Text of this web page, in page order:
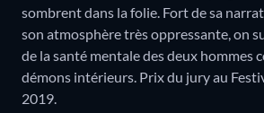
sombrent dans la folie. Fort de sa
son atmosphère très oppressante, on
de la santé mentale des deux hommes
démons intérieurs. Prix du jury au
2019.